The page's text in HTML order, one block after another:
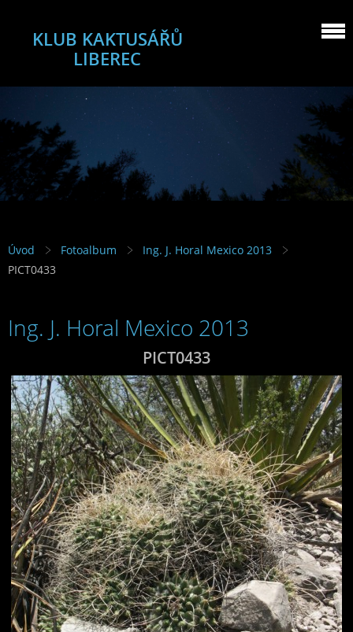
KLUB KAKTUSÁŘŮ
LIBEREC
Úvod Fotoalbum
Ing. J. Horal Mexico 2013
PICT0433
Ing. J. Horal Mexico 2013
PICT0433